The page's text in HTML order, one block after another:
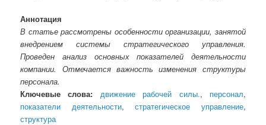
Аннотация
В статье рассмотрены особенности организации, занятой
внедрением системы стратегического управления.
Проведен анализ основных показателей деятельности
компании. Отмечается важность изменения структуры
персонала.
Ключевые слова:
движение рабочей силы., персонал,
показатели деятельности,стратегическое управление,
структура